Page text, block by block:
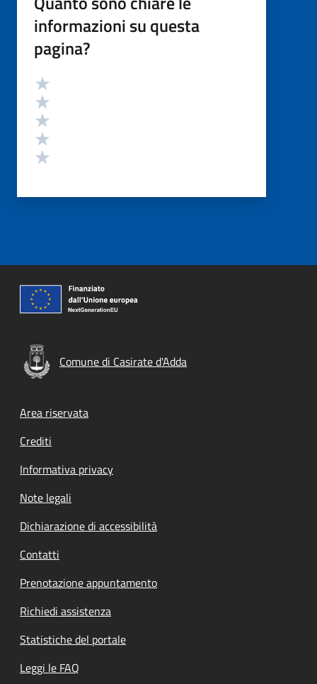
informazioni su questa
pagina?
Valutazione
Comune di Casirate d'Adda
Footer menu
Area riservata
Crediti
Informativa privacy
Note legali
Dichiarazione di accessibilità
Contatti
Prenotazione appuntamento
Richiedi assistenza
Statistiche del portale
Leggi le FAQ